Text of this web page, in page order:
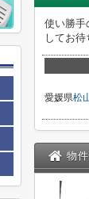
使い勝手
してお待
愛媛県松
物